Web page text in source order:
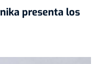
presenta los